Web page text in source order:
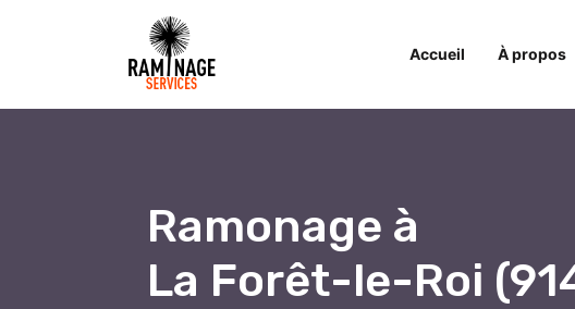
Accueil À propos
Ramonage à
La Forêt-le-Roi